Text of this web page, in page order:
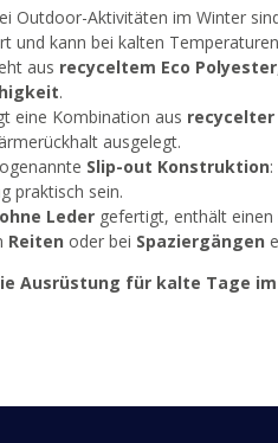
Outdoor-Aktivitäten im Winter
und kann bei kalten
aus recyceltem Eco Polyester
.
eine Kombination aus
ausgelegt.
Slip-out Konstruktion
praktisch sein.
ohne Leder gefertigt, enthält
Reiten oder bei Spaziergängen
Ausrüstung für kalte Tage